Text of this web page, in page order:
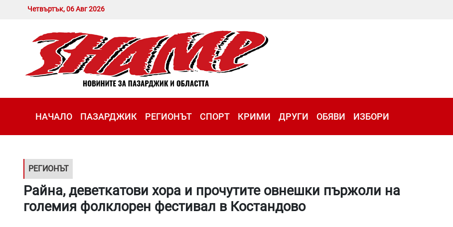
Четвъртък, 06 Авг 2026
НАЧАЛО ПАЗАРДЖИК РЕГИОНЪТ СПОРТ КРИМИ ДРУГИ ОБЯВИ ИЗБОРИ
РЕГИОНЪТ
Райна, деветкатови хора и прочутите овнешки пържоли на
големия фолклорен фестивал в Костандово